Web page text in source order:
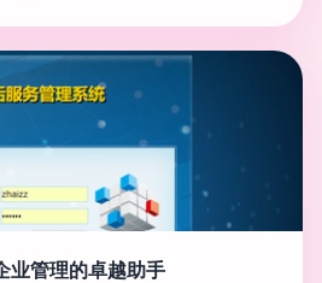
业管理的卓越助手